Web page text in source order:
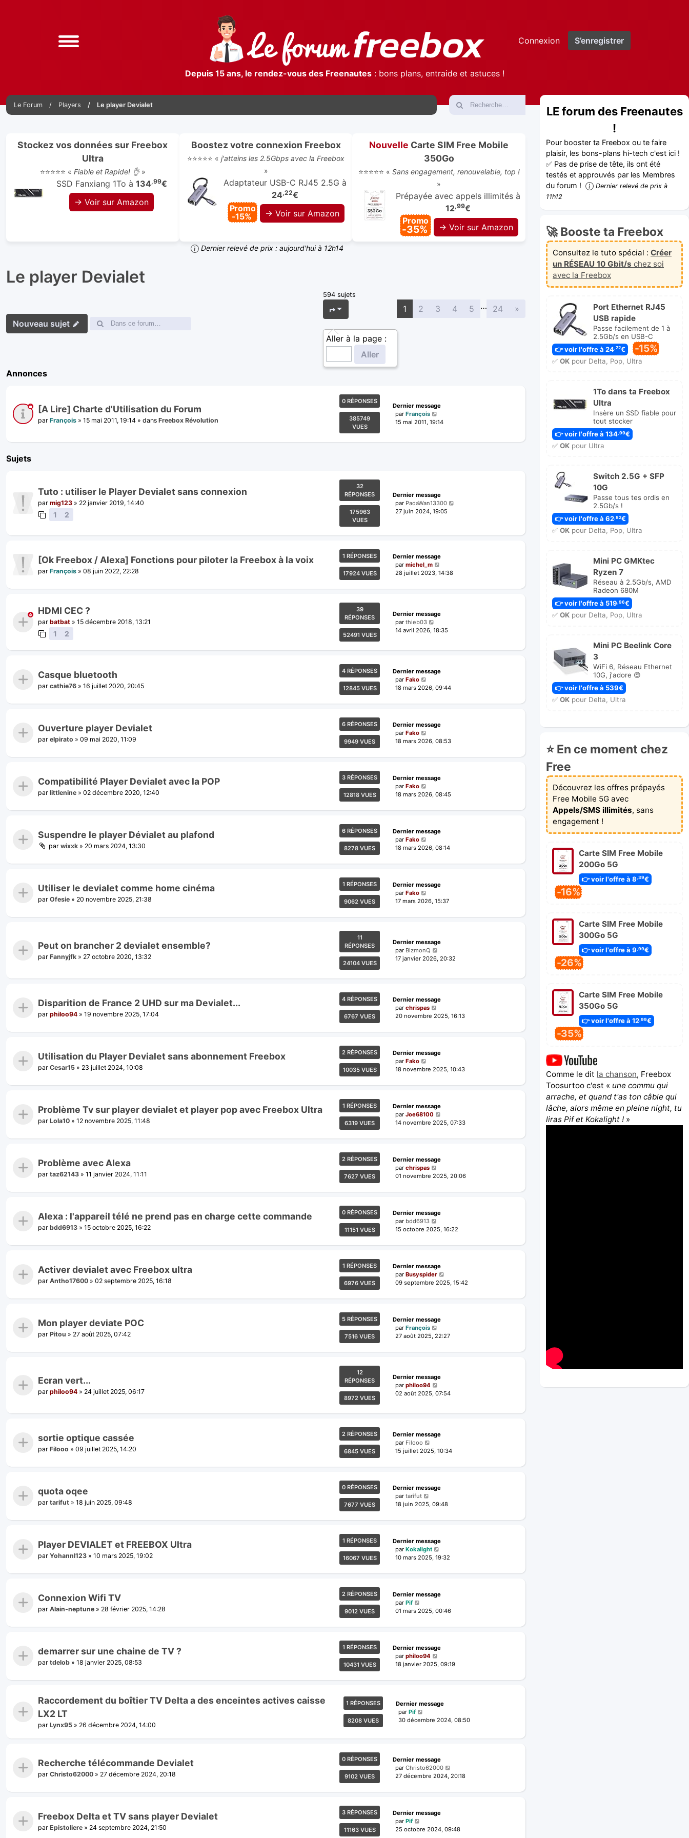
Connexion S’enregistrer
Depuis 15 ans, le rendez-vous des Freenautes: bons plans, entraide et astuces !
Le Forum Players Le player Devialet
Stockez vos données sur Freebox
Ultra
⭐⭐⭐⭐⭐ « Fiable et Rapide! 👌»
SSD Fanxiang 1To à 134,99€
→ Voir sur Amazon
Boostez votre connexion Freebox
⭐⭐⭐⭐⭐ « j'atteins les 2.5Gbps avec la Freebox
»
Adaptateur USB-C RJ45 2.5G à
24,22€
Promo
-15%
→ Voir sur Amazon
Nouvelle Carte SIM Free Mobile
350Go
⭐⭐⭐⭐⭐ « Sans engagement, renouvelable, top !
»
Prépayée avec appels illimités à
12,99€
Promo
-35% → Voir sur Amazon
Dernier relevé de prix : aujourd'hui à 12h14
Le player Devialet
Nouveau sujet
594 sujets
Page
Aller à la page :
1 2 3 4 5 … 24 »
Annonces
[A Lire] Charte d'Utilisation du Forum
par François » 15 mai 2011, 19:14 » dans Freebox Révolution
0 RÉPONSES
385749
VUES
Dernier message
par François
15 mai 2011, 19:14
Sujets
Tuto : utiliser le Player Devialet sans connexion
par mig123 » 22 janvier 2019, 14:40
1 2
32
RÉPONSES
175963
VUES
Dernier message
par PadaWan13300
27 juin 2024, 19:05
[Ok Freebox / Alexa] Fonctions pour piloter la Freebox à la voix
par François » 08 juin 2022, 22:28
1 RÉPONSES
17924 VUES
Dernier message
par michel_m
28 juillet 2023, 14:38
HDMI CEC ?
par batbat » 15 décembre 2018, 13:21
1 2
39
RÉPONSES
52491 VUES
Dernier message
par thieb03
14 avril 2026, 18:35
Casque bluetooth
par cathie76 » 16 juillet 2020, 20:45
4 RÉPONSES
12845 VUES
Dernier message
par Fako
18 mars 2026, 09:44
Ouverture player Devialet
par elpirato » 09 mai 2020, 11:09
6 RÉPONSES
9949 VUES
Dernier message
par Fako
18 mars 2026, 08:53
Compatibilité Player Devialet avec la POP
par littlenine » 02 décembre 2020, 12:40
3 RÉPONSES
12818 VUES
Dernier message
par Fako
18 mars 2026, 08:45
Suspendre le player Dévialet au plafond
par wixxk » 20 mars 2024, 13:30
6 RÉPONSES
8278 VUES
Dernier message
par Fako
18 mars 2026, 08:14
Utiliser le devialet comme home cinéma
par Ofesie » 20 novembre 2025, 21:38
1 RÉPONSES
9062 VUES
Dernier message
par Fako
17 mars 2026, 15:37
Peut on brancher 2 devialet ensemble?
par Fannyjfk » 27 octobre 2020, 13:32
11
RÉPONSES
24104 VUES
Dernier message
par BizmonQ
17 janvier 2026, 20:32
Disparition de France 2 UHD sur ma Devialet...
par philoo94 » 19 novembre 2025, 17:04
4 RÉPONSES
6767 VUES
Dernier message
par chrispas
20 novembre 2025, 16:13
Utilisation du Player Devialet sans abonnement Freebox
par Cesar15 » 23 juillet 2024, 10:08
2 RÉPONSES
10035 VUES
Dernier message
par Fako
18 novembre 2025, 10:43
Problème Tv sur player devialet et player pop avec Freebox Ultra
par Lola10 » 12 novembre 2025, 11:48
1 RÉPONSES
6319 VUES
Dernier message
par Joe68100
14 novembre 2025, 07:33
Problème avec Alexa
par taz62143 » 11 janvier 2024, 11:11
2 RÉPONSES
7627 VUES
Dernier message
par chrispas
01 novembre 2025, 20:06
Alexa : l'appareil télé ne prend pas en charge cette commande
par bdd6913 » 15 octobre 2025, 16:22
0 RÉPONSES
11151 VUES
Dernier message
par bdd6913
15 octobre 2025, 16:22
Activer devialet avec Freebox ultra
par Antho17600 » 02 septembre 2025, 16:18
1 RÉPONSES
6976 VUES
Dernier message
par Busyspider
09 septembre 2025, 15:42
Mon player deviate POC
par Pitou » 27 août 2025, 07:42
5 RÉPONSES
7516 VUES
Dernier message
par François
27 août 2025, 22:27
Ecran vert...
par philoo94 » 24 juillet 2025, 06:17
12
RÉPONSES
8972 VUES
Dernier message
par philoo94
02 août 2025, 07:54
sortie optique cassée
par Filooo » 09 juillet 2025, 14:20
2 RÉPONSES
6845 VUES
Dernier message
par Filooo
15 juillet 2025, 10:34
quota oqee
par tarifut » 18 juin 2025, 09:48
0 RÉPONSES
7677 VUES
Dernier message
par tarifut
18 juin 2025, 09:48
Player DEVIALET et FREEBOX Ultra
par Yohannl123 » 10 mars 2025, 19:02
1 RÉPONSES
16067 VUES
Dernier message
par Kokalight
10 mars 2025, 19:32
Connexion Wifi TV
par Alain-neptune » 28 février 2025, 14:28
2 RÉPONSES
9012 VUES
Dernier message
par Pif
01 mars 2025, 00:46
demarrer sur une chaine de TV ?
par tdelob » 18 janvier 2025, 08:53
1 RÉPONSES
10431 VUES
Dernier message
par philoo94
18 janvier 2025, 09:19
Raccordement du boîtier TV Delta a des enceintes actives caisse
LX2 LT
par Lynx95 » 26 décembre 2024, 14:00
1 RÉPONSES
8208 VUES
Dernier message
parPif
30 décembre 2024, 08:50
Recherche télécommande Devialet
par Christo62000 » 27 décembre 2024, 20:18
0 RÉPONSES
9102 VUES
Dernier message
par Christo62000
27 décembre 2024, 20:18
Freebox Delta et TV sans player Devialet
par Epistoliere » 24 septembre 2024, 21:50
3 RÉPONSES
11163 VUES
Dernier message
par Pif
25 octobre 2024, 09:48
LE forum des Freenautes
!
Pour booster ta Freebox ou te faire
plaisir, les bons-plans hi-tech c'est ici !
✅ Pas de prise de tête, ils ont été
testés et approuvés par les Membres
du forum !
Dernier relevé de prix à
11h12
🚀 Booste ta Freebox
Consultez le tuto spécial : Créer
un RÉSEAU 10 Gbit/s chez soi
avec la Freebox
Port Ethernet RJ45
USB rapide
Passe facilement de 1 à
2.5Gb/s en USB-C
👉 voir l'offre à 24,22€ -15%
✅ OKpour Delta, Pop, Ultra
1To dans ta Freebox
Ultra
Insère un SSD fiable pour
tout stocker
👉 voir l'offre à 134 ,99€
✅ OKpour Ultra
Switch 2.5G + SFP
10G
Passe tous tes ordis en
2.5Gb/s !
👉 voir l'offre à 62,82€
✅ OKpour Delta, Pop, Ultra
Mini PC GMKtec
Ryzen 7
Réseau à 2.5Gb/s, AMD
Radeon 680M
👉 voir l'offre à 519,96€
✅ OKpour Delta, Pop, Ultra
Mini PC Beelink Core
3
WiFi 6, Réseau Ethernet
10G, j'adore 😍
👉 voir l'offre à 539€
✅ OKpour Delta, Ultra
⭐ En ce moment chez
Free
Découvrez les offres prépayés
Free Mobile 5G avec
Appels/SMS illimités, sans
engagement !
Carte SIM Free Mobile
200Go 5G
👉 voir l'offre à 8,39€
-16%
Carte SIM Free Mobile
300Go 5G
👉 voir l'offre à 9 ,99€
-26%
Carte SIM Free Mobile
350Go 5G
👉 voir l'offre à 12,99€
-35%
Comme le dit la chanson, Freebox
Toosurtoo c'est « une commu qui
arrache, et quand t'as ton câble qui
lâche, alors même en pleine night, tu
liras Pif et Kokalight ! »